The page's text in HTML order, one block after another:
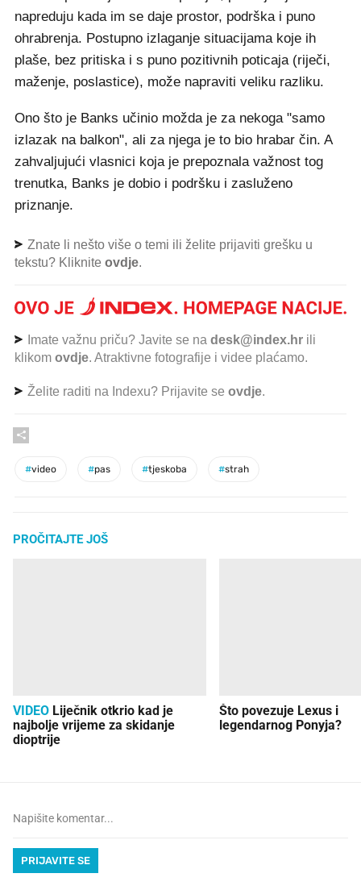
napreduju kada im se daje prostor, podrška i puno
ohrabrenja. Postupno izlaganje situacijama koje ih
plaše, bez pritiska i s puno pozitivnih poticaja (riječi,
maženje, poslastice), može napraviti veliku razliku.
Ono što je Banks učinio možda je za nekoga "samo
izlazak na balkon", ali za njega je to bio hrabar čin. A
zahvaljujući vlasnici koja je prepoznala važnost tog
trenutka, Banks je dobio i podršku i zasluženo
priznanje.
Znate li nešto više o temi ili želite prijaviti grešku u
tekstu? Kliknite ovdje.
Imate važnu priču? Javite se na desk@index.hr ili
klikom ovdje. Atraktivne fotografije i videe plaćamo.
Želite raditi na Indexu? Prijavite se ovdje.
#video #pas #tjeskoba #strah
PROČITAJTE JOŠ
VIDEO
najbolje vrijeme za skidanje
dioptrije
Što povezuje Lexus i
legendarnog Ponyja?
PRIJAVITE SE